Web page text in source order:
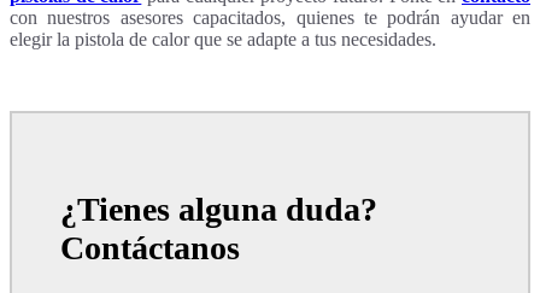
con nuestros asesores capacitados, quienes te podrán ayudar en
elegir la pistola de calor que se adapte a tus necesidades.
¿Tienes alguna duda?
Contáctanos